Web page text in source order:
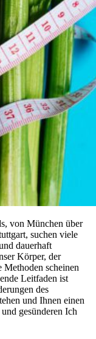
von München über
suchen viele
dauerhaft
Körper, der
Methoden scheinen
Leitfaden ist
des
und Ihnen einen
gesünderen Ich